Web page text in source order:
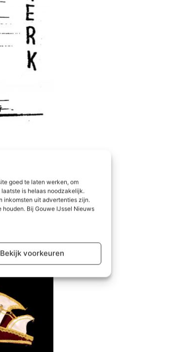
goed te laten werken, om
is helaas noodzakelijk.
inkomsten uit advertenties zijn.
Bij Gouwe IJssel Nieuws
Bekijk voorkeuren